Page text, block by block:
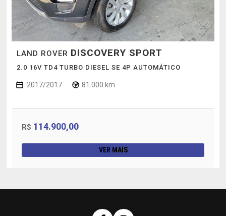
LAND ROVER DISCOVERY SPORT
2.0 16V TD4 TURBO DIESEL SE 4P AUTOMÁTICO
2017/2017 81.000 km
R$ 114.900,00
VER MAIS